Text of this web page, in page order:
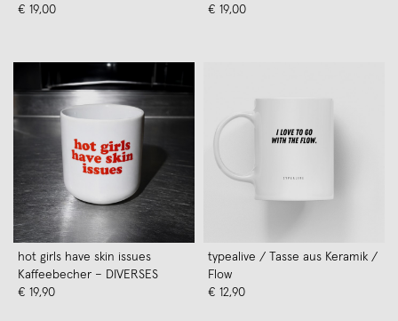
studio, johanna schwarzer
€ 19,00
€ 19,00
hot girls have skin issues
Kaffeebecher – DIVERSES
€ 19,90
typealive / Tasse aus Keramik /
Flow
€ 12,90